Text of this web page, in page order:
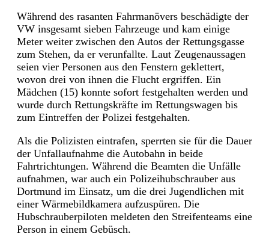
Während des rasanten Fahrmanövers beschädigte der
VW insgesamt sieben Fahrzeuge und kam einige
Meter weiter zwischen den Autos der Rettungsgasse
zum Stehen, da er verunfallte. Laut Zeugenaussagen
seien vier Personen aus den Fenstern geklettert,
wovon drei von ihnen die Flucht ergriffen. Ein
Mädchen (15) konnte sofort festgehalten werden und
wurde durch Rettungskräfte im Rettungswagen bis
zum Eintreffen der Polizei festgehalten.
Als die Polizisten eintrafen, sperrten sie für die Dauer
der Unfallaufnahme die Autobahn in beide
Fahrtrichtungen. Während die Beamten die Unfälle
aufnahmen, war auch ein Polizeihubschrauber aus
Dortmund im Einsatz, um die drei Jugendlichen mit
einer Wärmebildkamera aufzuspüren. Die
Hubschrauberpiloten meldeten den Streifenteams eine
Person in einem Gebüsch.